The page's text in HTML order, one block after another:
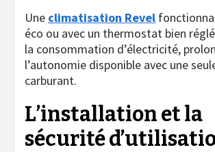
Une climatisation Revel
éco ou avec un thermostat bien
la consommation d’électricité,
l’autonomie disponible avec une
carburant.
L’installation et la
sécurité